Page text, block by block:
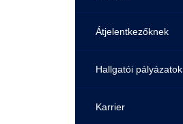
Átjelentkezőknek
Hallgatói pályázatok
Karrier